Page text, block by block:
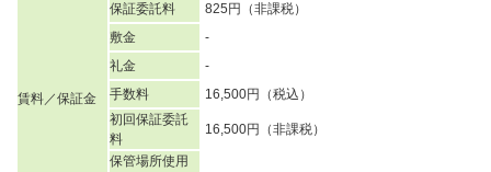
賃料／保証金
保証委託料
825円（非課税）
敷金
-
礼金
-
手数料
16,500円（税込）
初回保証委託
料
16,500円（非課税）
保管場所使用